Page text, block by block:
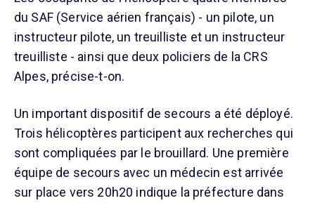
du SAF (Service aérien français) - un pilote, un
instructeur pilote, un treuilliste et un instructeur
treuilliste - ainsi que deux policiers de la CRS
Alpes, précise-t-on.
Un important dispositif de secours a été déployé.
Trois hélicoptères participent aux recherches qui
sont compliquées par le brouillard. Une première
équipe de secours avec un médecin est arrivée
sur place vers 20h20 indique la préfecture dans